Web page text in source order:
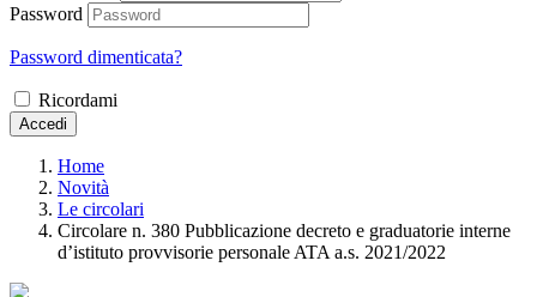
Password
Password dimenticata?
Ricordami
Accedi
Home
Novità
Le circolari
Circolare n. 380 Pubblicazione decreto e graduatorie interne
d’istituto provvisorie personale ATA a.s. 2021/2022